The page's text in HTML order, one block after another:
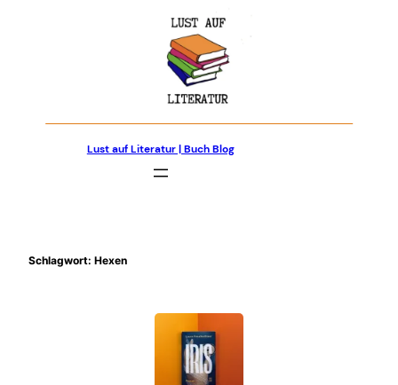
Lust auf Literatur | Buch Blog
Schlagwort: Hexen